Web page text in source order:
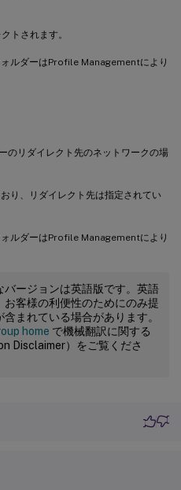
トされます。
ルダーはProfile Managementにより
のリダイレクト先のネットワークの場
り、リダイレクト先は指定されてい
ルダーはProfile Managementにより
バージョンは英語版です。英語
客様の利便性のためにのみ提
まれている場合があります。
home で機械翻訳に関する
Disclaimer）をご覧くださ